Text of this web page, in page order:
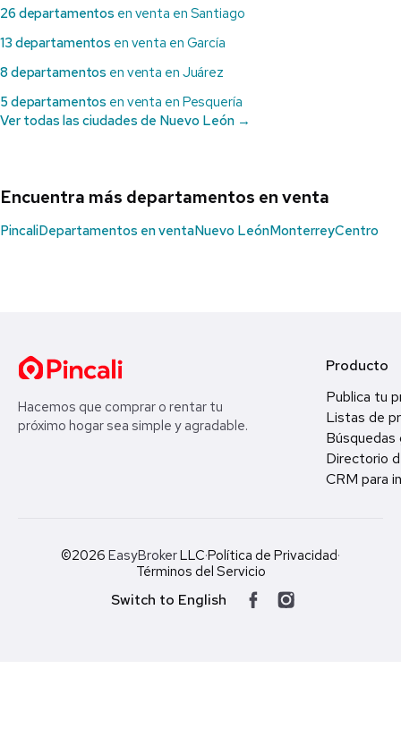
26 departamentos en venta en Santiago
13 departamentos en venta en García
8 departamentos en venta en Juárez
5 departamentos en venta en Pesquería
Ver todas las ciudades de Nuevo León →
Encuentra más departamentos en venta
PincaliDepartamentos en ventaNuevo LeónMonterreyCentro
Hacemos que comprar o rentar tu
próximo hogar sea simple y agradable.
Producto
Publica tu
Listas de
Búsquedas
Directorio
CRM para
©2026 EasyBrokerLLC·Política de Privacidad·
Términos del Servicio
Switch to English